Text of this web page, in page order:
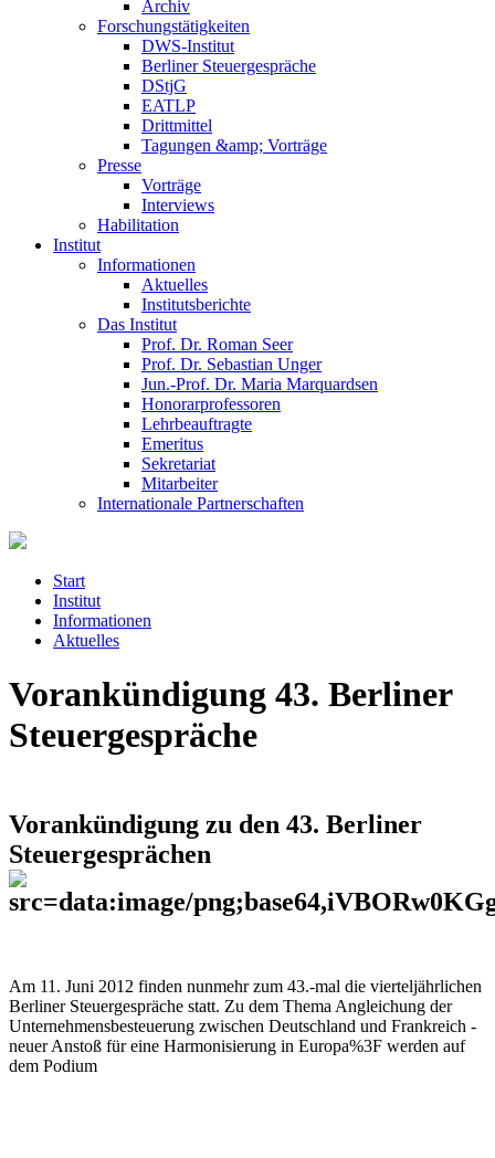
Archiv
Forschungstätigkeiten
DWS-Institut
Berliner Steuergespräche
DStjG
EATLP
Drittmittel
Tagungen &amp; Vorträge
Presse
Vorträge
Interviews
Habilitation
Institut
Informationen
Aktuelles
Institutsberichte
Das Institut
Prof. Dr. Roman Seer
Prof. Dr. Sebastian Unger
Jun.-Prof. Dr. Maria Marquardsen
Honorarprofessoren
Lehrbeauftragte
Emeritus
Sekretariat
Mitarbeiter
Internationale Partnerschaften
Start
Institut
Informationen
Aktuelles
Vorankündigung 43. Berliner
Steuergespräche
Vorankündigung zu den 43. Berliner
Steuergesprächen
Am 11. Juni 2012 finden nunmehr zum 43.-mal die vierteljährlichen
Berliner Steuergespräche statt. Zu dem Thema Angleichung der
Unternehmensbesteuerung zwischen Deutschland und Frankreich -
neuer Anstoß für eine Harmonisierung in Europa%3F werden auf
dem Podium